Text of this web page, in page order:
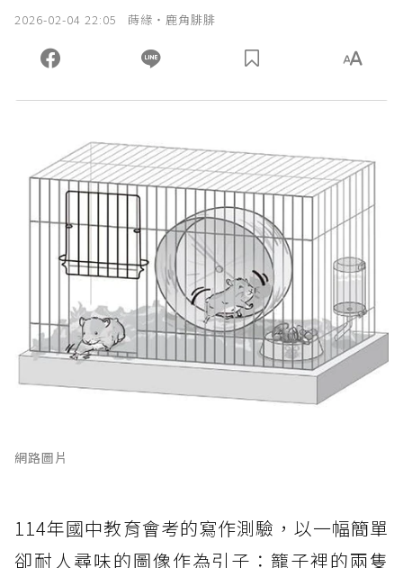
2026-02-04 22:05 蒔緣‧鹿角腓腓
網路圖片
114年國中教育會考的寫作測驗，以一幅簡單
卻耐人尋味的圖像作為引子：籠子裡的兩隻